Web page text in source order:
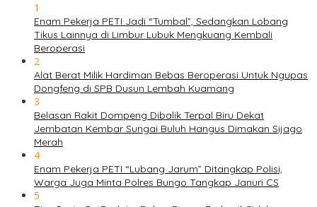
1
Enam Pekerja PETI Jadi “Tumbal”, Sedangkan Lobang
Tikus Lainnya di Limbur Lubuk Mengkuang Kembali
Beroperasi
2
Alat Berat Milik Hardiman Bebas Beroperasi Untuk Ngupas
Dongfeng di SPB Dusun Lembah Kuamang
3
Belasan Rakit Dompeng Dibalik Terpal Biru Dekat
Jembatan Kembar Sungai Buluh Hangus Dimakan Sijago
Merah
4
Enam Pekerja PETI “Lubang Jarum” Ditangkap Polisi,
Warga Juga Minta Polres Bungo Tangkap Januri CS
5